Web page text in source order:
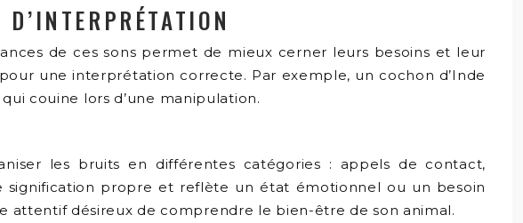
de ces sons permet de mieux cerner leurs besoins et leur
une interprétation correcte. Par exemple, un cochon d’Inde
couine lors d’une manipulation.
les bruits en différentes catégories : appels de contact,
signification propre et reflète un état émotionnel ou un besoin
attentif désireux de comprendre le bien-être de son animal.